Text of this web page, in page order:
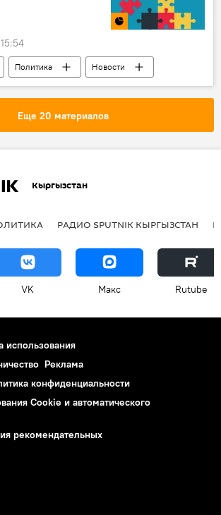
Политика
Новости
Инфографика
Опрос
Выход СДПК из коалиции парламентского большинства
парламентского большинства
Еще 20 материалов
Кыргызстан
РАДИО SPUTNIK КЫРГЫЗСТАН
VK Макс Rutube
использования
Реклама
конфиденциальности
Cookie и автоматического
рекомендательных